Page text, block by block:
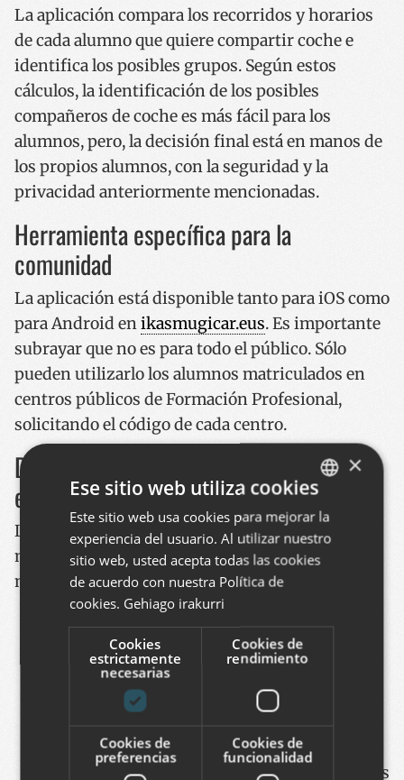
La aplicación compara los recorridos y horarios
de cada alumno que quiere compartir coche e
identifica los posibles grupos. Según estos
cálculos, la identificación de los posibles
compañeros de coche es más fácil para los
alumnos, pero, la decisión final está en manos de
los propios alumnos, con la seguridad y la
privacidad anteriormente mencionadas.
Herramienta específica para la
comunidad
La aplicación está disponible tanto para iOS como
para Android enikasmugicar.eus. Es importante
subrayar que no es para todo el público. Sólo
pueden utilizarlo los alumnos matriculados en
centros públicos de Formación Profesional,
solicitando el código de cada centro.
Desarrollo técnico: Fiabilidad y
escalabilidad
La arquitectura de la aplicación es moderna y
modular para garantizar una gran utilidad y un
mantenimiento sencillo.
aplicación la hemos desarrollado a través
de ReactJS, y para completar la interfaz,
tanto atractiva como funcional, hemos
UI. Para arrancar bajo una infraestructura
nativa se ha utilizado CapacitorJS. Esto nos
BASQUE
SPANISH
×
Ese sitio web utiliza cookies
Este sitio web usa cookies para mejorar la
experiencia del usuario. Al utilizar nuestro
sitio web, usted acepta todas las cookies
de acuerdo con nuestra Política de
cookies. Gehiago irakurri
Cookies
estrictamente
necesarias
Cookies de
rendimiento
Cookies de
preferencias
Cookies de
funcionalidad